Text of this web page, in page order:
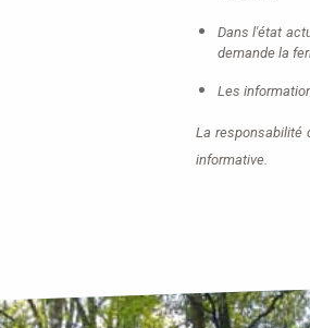
Dans l'état
demande la
Les
La responsabilité
informative.